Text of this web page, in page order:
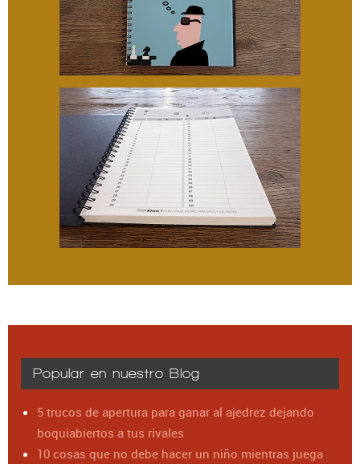
Popular en nuestro Blog
5 trucos de apertura para ganar al ajedrez dejando
boquiabiertos a tus rivales
10 cosas que no debe hacer un niño mientras juega